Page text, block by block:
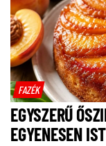
FAZÉK
EGYSZERŰ
EGYENESEN